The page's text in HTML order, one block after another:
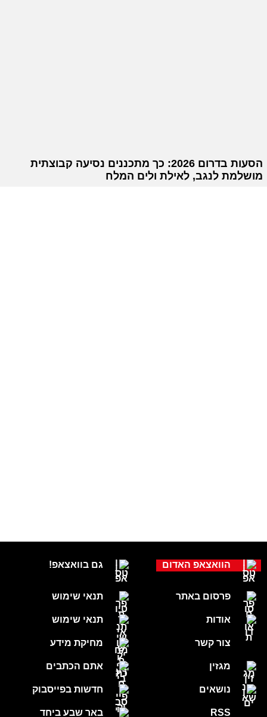
הסעות בדרום 2026: כך מתכננים נסיעה קבוצתית
מושלמת לנגב, לאילת ולים המלח
גם בוואצאפ!
תנאי שימוש
תנאי שימוש
מחיקת מידע
אתם הכתבים
חדשות בפייסבוק
באר שבע ביחד
הוואצאפ האדום
פרסום באתר
אודות
צור קשר
מגזין
נושאים
RSS